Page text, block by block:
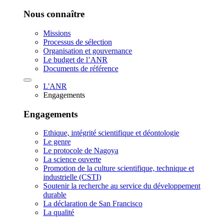
Nous connaître
Missions
Processus de sélection
Organisation et gouvernance
Le budget de l’ANR
Documents de référence
L'ANR
Engagements
Engagements
Ethique, intégrité scientifique et déontologie
Le genre
Le protocole de Nagoya
La science ouverte
Promotion de la culture scientifique, technique et
industrielle (CSTI)
Soutenir la recherche au service du développement
durable
La déclaration de San Francisco
La qualité